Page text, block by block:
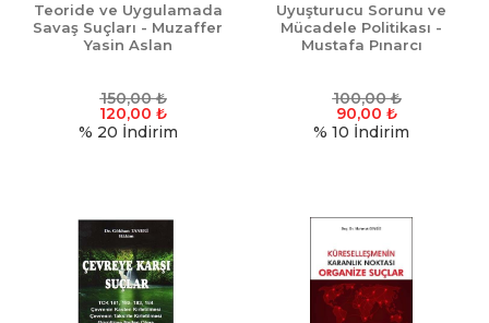
Teoride ve Uygulamada
Savaş Suçları - Muzaffer
Yasin Aslan
150,00₺
120,00 ₺
% 20 İndirim
Uyuşturucu Sorunu ve
Mücadele Politikası -
Mustafa Pınarcı
100,00₺
90,00 ₺
% 10 İndirim